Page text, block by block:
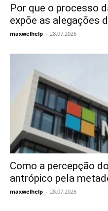
Por que o processo
expõe as alegações
maxwelhelp - 28.07.2026
Como a percepção
antrópico pela
maxwelhelp - 28.07.2026